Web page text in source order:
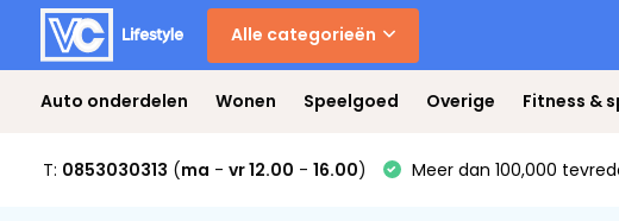
Alle categorieën
Auto onderdelen Wonen Speelgoed Overige Fitness &
T: 0853030313 (ma - vr 12.00 - 16.00) Meer dan 100,000